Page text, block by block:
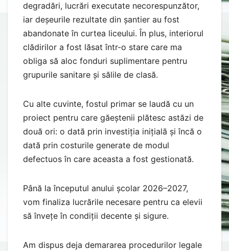
degradări, lucrări executate necorespunzător,
iar deșeurile rezultate din șantier au fost
abandonate în curtea liceului. În plus, interiorul
clădirilor a fost lăsat într-o stare care ma
obliga să aloc fonduri suplimentare pentru
grupurile sanitare și sălile de clasă.
Cu alte cuvinte, fostul primar se laudă cu un
proiect pentru care găeștenii plătesc astăzi de
două ori: o dată prin investiția inițială și încă o
dată prin costurile generate de modul
defectuos în care aceasta a fost gestionată.
Până la începutul anului școlar 2026–2027,
vom finaliza lucrările necesare pentru ca elevii
să învețe în condiții decente și sigure.
Am dispus deja demararea procedurilor legale